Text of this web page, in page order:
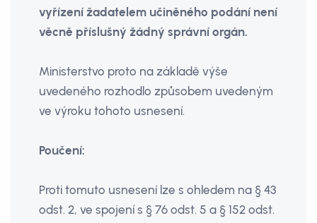
vyřízení žadatelem učiněného podání není
věcně příslušný žádný správní orgán.
Ministerstvo proto na základě výše
uvedeného rozhodlo způsobem uvedeným
ve výroku tohoto usnesení.
Poučení:
Proti tomuto usnesení lze s ohledem na § 43
odst. 2, ve spojení s § 76 odst. 5 a § 152 odst.